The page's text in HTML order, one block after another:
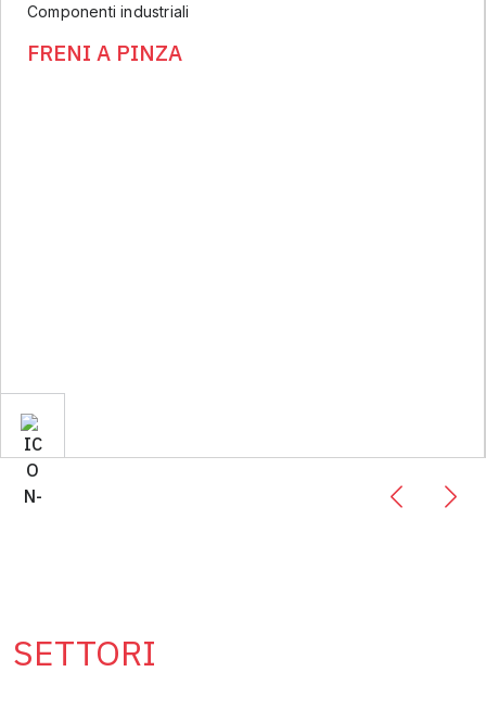
Componenti industriali
FRENI A PINZA
SETTORI